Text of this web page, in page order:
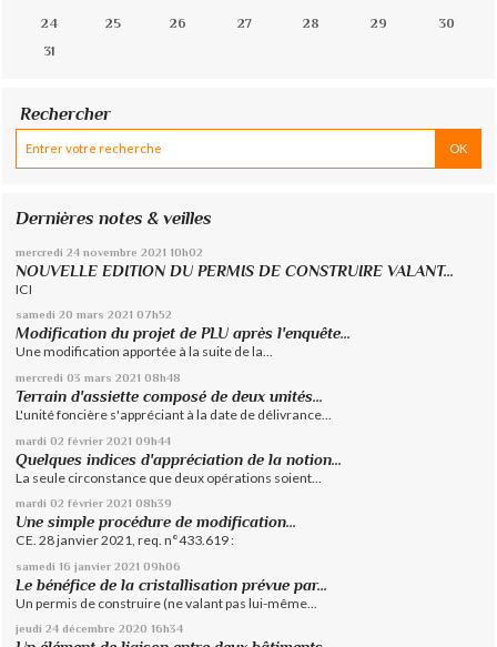
24
25 26 27 28 29
30
31
Rechercher
Dernières notes & veilles
mercredi 24 novembre 2021 10h02
NOUVELLE EDITION DU PERMIS DE CONSTRUIRE VALANT...
ICI
samedi 20 mars 2021 07h52
Modification du projet de PLU après l'enquête...
Une modification apportée à la suite de la...
mercredi 03 mars 2021 08h48
Terrain d'assiette composé de deux unités...
L'unité foncière s'appréciant à la date de délivrance...
mardi 02 février 2021 09h44
Quelques indices d'appréciation de la notion...
La seule circonstance que deux opérations soient...
mardi 02 février 2021 08h39
Une simple procédure de modification...
CE. 28 janvier 2021, req. n°433.619 :
samedi 16 janvier 2021 09h06
Le bénéfice de la cristallisation prévue par...
Un permis de construire (ne valant pas lui-même...
jeudi 24 décembre 2020 16h34